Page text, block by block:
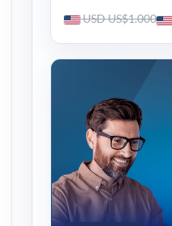
USD US$1.000